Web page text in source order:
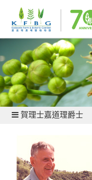
關於我們 - 歷史
賀理士嘉道理爵士